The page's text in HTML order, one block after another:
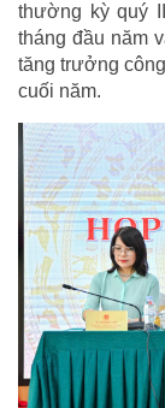
thường kỳ quý
tháng đầu năm
tăng trưởng
cuối năm.